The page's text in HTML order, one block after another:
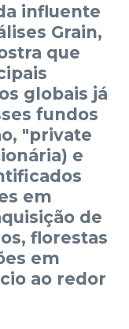
influente
Grain,
que
globais já
fundos
"private
e
em
de
florestas
em
ao redor